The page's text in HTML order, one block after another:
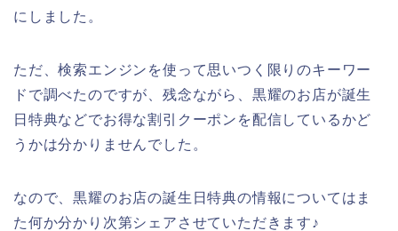
にしました。
ただ、検索エンジンを使って思いつく限りのキーワー
ドで調べたのですが、残念ながら、黒耀のお店が誕生
日特典などでお得な割引クーポンを配信しているかど
うかは分かりませんでした。
なので、黒耀のお店の誕生日特典の情報についてはま
た何か分かり次第シェアさせていただきます♪